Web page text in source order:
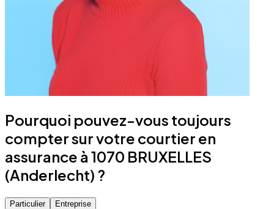
Pourquoi pouvez-vous toujours
compter sur votre courtier en
assurance à 1070 BRUXELLES
(Anderlecht) ?
Particulier Entreprise